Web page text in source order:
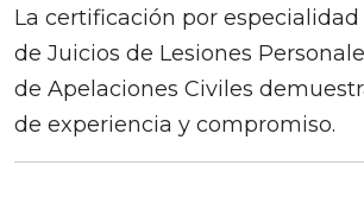
La certificación por
de Juicios de Lesiones
de Apelaciones Civiles
de experiencia y compromiso.